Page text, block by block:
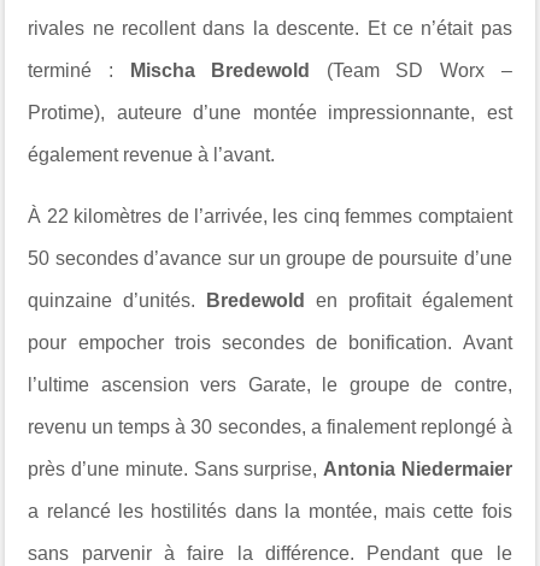
rivales ne recollent dans la descente. Et ce n’était pas
terminé : Mischa Bredewold (Team SD Worx –
Protime), auteure d’une montée impressionnante, est
également revenue à l’avant.
À 22 kilomètres de l’arrivée, les cinq femmes comptaient
50 secondes d’avance sur un groupe de poursuite d’une
quinzaine d’unités. Bredewold en profitait également
pour empocher trois secondes de bonification. Avant
l’ultime ascension vers Garate, le groupe de contre,
revenu un temps à 30 secondes, a finalement replongé à
près d’une minute. Sans surprise, Antonia Niedermaier
a relancé les hostilités dans la montée, mais cette fois
sans parvenir à faire la différence. Pendant que le